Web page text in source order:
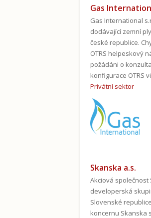
Gas
Gas International
dodávající zemní
české republice.
OTRS helpeskový
požádáni o
konfigurace OTRS
Privátní sektor
Skanska a.s.
Akciová společnost
developerská
Slovenské
koncernu Skanska